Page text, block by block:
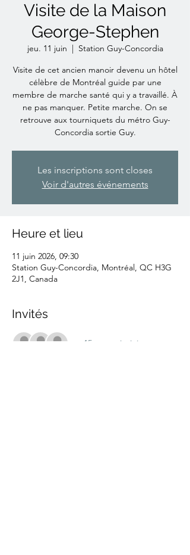
Visite de la Maison
George-Stephen
jeu. 11 juin
  |
Station Guy-Concordia
Visite de cet ancien manoir devenu un hôtel
célèbre de Montréal guide par une
membre de marche santé qui y a travaillé. À
ne pas manquer. Petite marche. On se
retrouve aux tourniquets du métro Guy-
Concordia sortie Guy.
Les inscriptions sont closes
Voir d'autres événements
Heure et lieu
11 juin 2026, 09:30
Station Guy-Concordia, Montréal, QC H3G
2J1, Canada
Invités
+ 15 autres invités